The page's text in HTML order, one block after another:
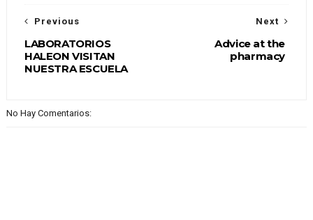
Next
Advice at the
pharmacy
Previous
LABORATORIOS
HALEON VISITAN
NUESTRA ESCUELA
No Hay Comentarios: